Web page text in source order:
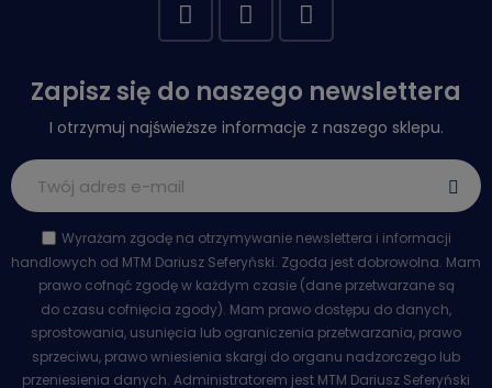
Zapisz się do naszego newslettera
I otrzymuj najświeższe informacje z naszego sklepu.
Wyrażam zgodę na otrzymywanie newslettera i informacji
handlowych od MTM Dariusz Seferyński. Zgoda jest dobrowolna. Mam
prawo cofnąć zgodę w każdym czasie (dane przetwarzane są
do czasu cofnięcia zgody). Mam prawo dostępu do danych,
sprostowania, usunięcia lub ograniczenia przetwarzania, prawo
sprzeciwu, prawo wniesienia skargi do organu nadzorczego lub
przeniesienia danych. Administratorem jest MTM Dariusz Seferyński